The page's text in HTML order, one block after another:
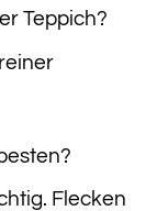
Teppich?
Flecken